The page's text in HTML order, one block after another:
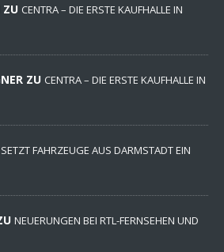
ZU CENTRA – DIE ERSTE KAUFHALLE IN
ZU CENTRA – DIE ERSTE KAUFHALLE IN
FAHRZEUGE AUS DARMSTADT EIN
NEUERUNGEN BEI RTL-FERNSEHEN UND